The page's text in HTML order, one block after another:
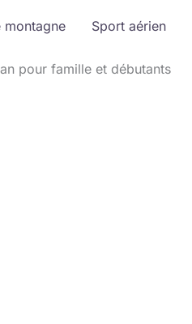
montagne Sport aérien
pour famille et débutants